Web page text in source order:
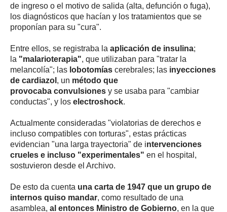
de ingreso o el motivo de salida (alta, defunción o fuga),
los diagnósticos que hacían y los tratamientos que se
proponían para su "cura".
Entre ellos, se registraba la aplicación de insulina;
la "malarioterapia", que utilizaban para "tratar la
melancolía"; las lobotomías cerebrales; las inyecciones
de cardiazol , un método que
provocaba convulsiones y se usaba para "cambiar
conductas", y los electroshock.
Actualmente consideradas "violatorias de derechos e
incluso compatibles con torturas", estas prácticas
evidencian "una larga trayectoria" de intervenciones
crueles e incluso "experimentales" en el hospital,
sostuvieron desde el Archivo.
De esto da cuenta una carta de 1947 que un grupo de
internos quiso mandar, como resultado de una
asamblea, al entonces Ministro de Gobierno, en la que